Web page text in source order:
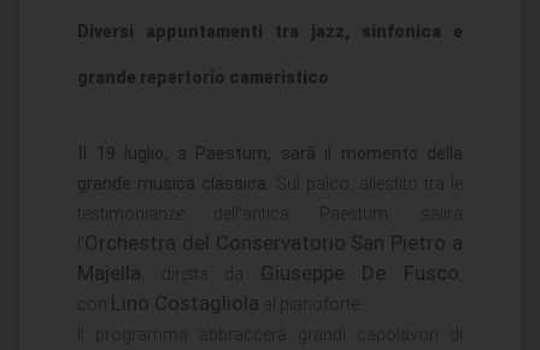
Diversi appuntamenti tra jazz, sinfonica e
grande repertorio cameristico
I
l 19 luglio, a Paestum, sarà il momento della
grande musica classica.
Sul palco, allestito tra le
testimonianze dell’antica Paestum, salirà
Orchestra del Conservatorio San Pietro a
Majella , diretta da Giuseppe De Fusco
Lino Costagliola al pianoforte.
Il programma abbraccerà grandi capolavori di